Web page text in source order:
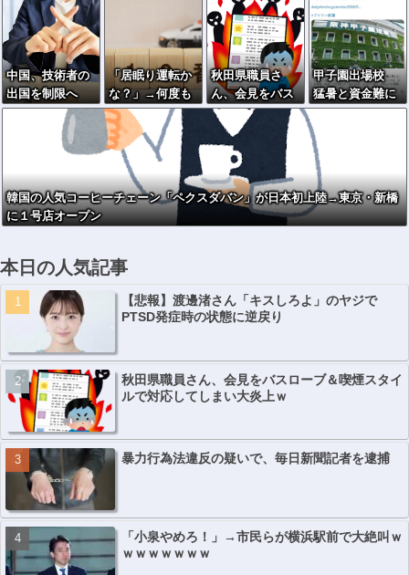
━(ﾟ∀ﾟ)━━━
━!!
突入した韓国学
生、即逮捕
「本当のことを
話して」
中国、技術者の
出国を制限へ
「国が危険と判
断したら出国禁
「居眠り運転か
な？」→何度も
追突→夫婦「こ
れは事故じゃな
い」と気付く…
秋田県職員さ
ん、会見をバス
ローブ＆喫煙ス
タイルで対応し
てしまい大炎上
甲子園出場校
猛暑と資金難に
苦しむ
韓国の人気コーヒーチェーン「ペクスダバン」が日本初上陸→東京・新橋
に１号店オープン
本日の人気記事
【悲報】渡邊渚さん「キスしろよ」のヤジで
PTSD発症時の状態に逆戻り
秋田県職員さん、会見をバスローブ＆喫煙スタイ
ルで対応してしまい大炎上ｗ
暴力行為法違反の疑いで、毎日新聞記者を逮捕
「小泉やめろ！」→市民らが横浜駅前で大絶叫ｗ
ｗｗｗｗｗｗｗ